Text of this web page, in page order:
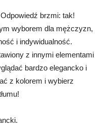
brzmi: tak!
wyborem dla mężczyzn,
i indywidualność.
z innymi elementami
bardzo elegancko i
z kolorem i wybierz